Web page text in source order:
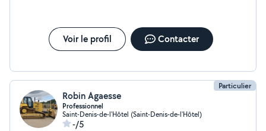
Voir le profil Contacter
Particulier
Robin Agaesse
Professionnel
Saint-Denis-de-l'Hôtel (Saint-Denis-de-l'Hôtel)
-/5